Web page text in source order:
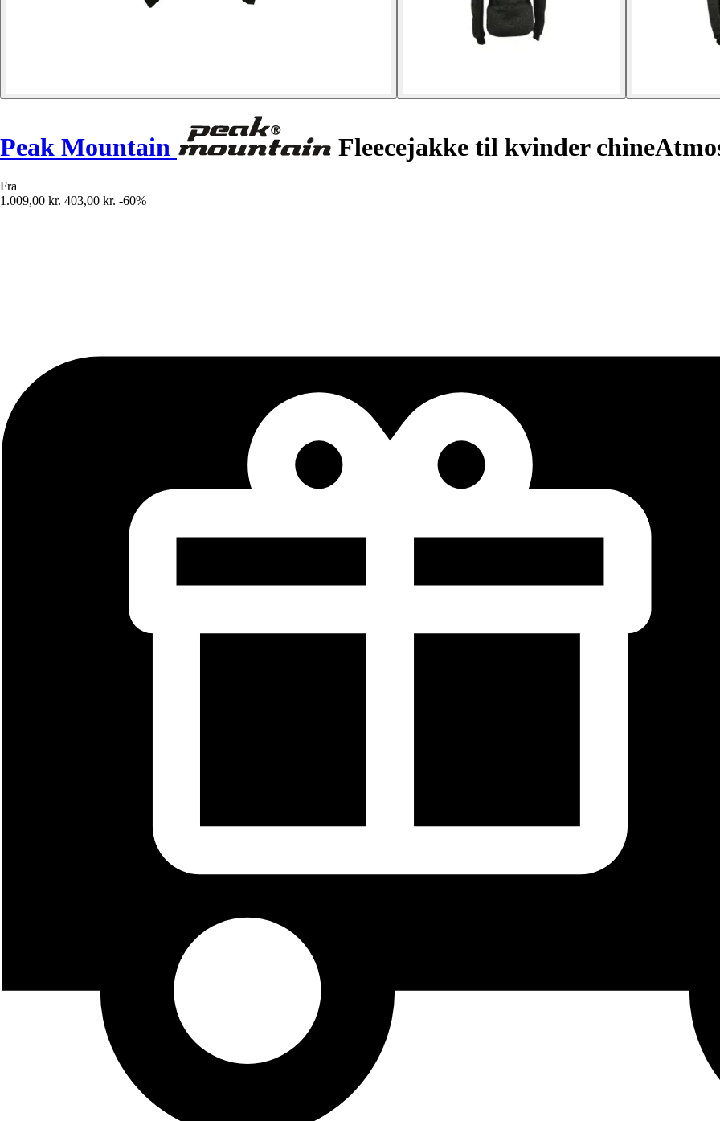
Peak Mountain Fleecejakke til kvinder
Fra
1.009,00 kr. 403,00 kr. -60%